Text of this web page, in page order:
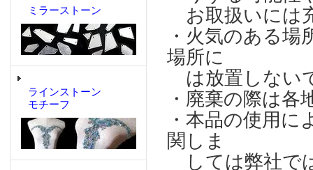
ミラーストーン
ラインストーン
モチーフ
お取扱いには
・火気のある場
場所に
は放置しない
・廃棄の際は
・本品の使用
関しま
しては弊社で